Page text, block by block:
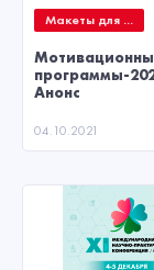
Макеты для ...
программы-
Анонс
04.10.2021